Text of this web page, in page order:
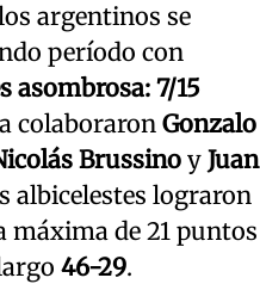
argentinos se
período con
asombrosa: 7/15
colaboraron Gonzalo
Brussino y Juan
albicelestes lograron
de 21 puntos
46-29.